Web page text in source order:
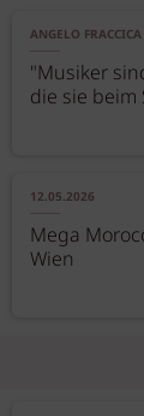
ANGELO FRACCICA
"Musiker
die sie
12.05.2026
Mega
Wien